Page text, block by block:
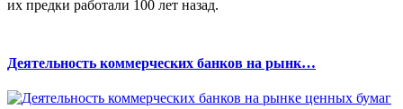
их предки работали 100 лет назад.
Деятельность коммерческих банков на рынк…